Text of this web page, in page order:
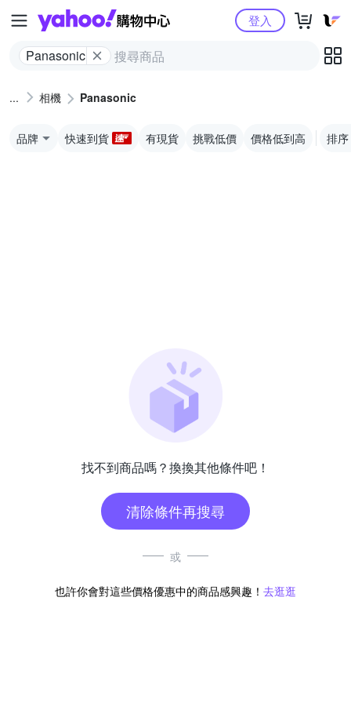
Yahoo購物中心
Panasonic
登入
相機 Panasonic
品牌 快速到貨 有現貨 挑戰低價 價格低到高 排序
找不到商品嗎？換換其他條件吧！
清除條件再搜尋
或
也許你會對這些價格優惠中的商品感興趣！ 去逛逛